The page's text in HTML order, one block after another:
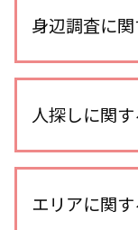
不倫調査
浮気 慰謝料
不倫調査 探
浮気調査 探
身辺調査に
身辺調査 い
身辺調査 ど
身辺調査 ど
dv被害 対応
人探しに関
人探し 悪用
人探し 会い
エリアに関